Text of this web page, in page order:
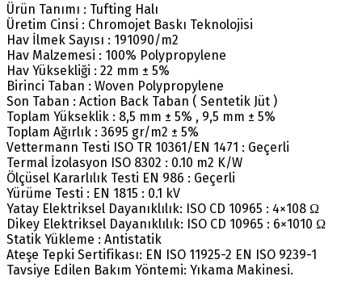
Ürün Tanımı : Tufting Halı
Üretim Cinsi : Chromojet Baskı Teknolojisi
Hav İlmek Sayısı : 191090/m2
Hav Malzemesi : 100% Polypropylene
Hav Yüksekliği : 22 mm ± 5%
Birinci Taban : Woven Polypropylene
Son Taban : Action Back Taban ( Sentetik Jüt )
Toplam Yükseklik : 8,5 mm ± 5% , 9,5 mm ± 5%
Toplam Ağırlık : 3695 gr/m2 ± 5%
Vettermann Testi ISO TR 10361/EN 1471 : Geçerli
Termal İzolasyon ISO 8302 : 0.10 m2 K/W
Ölçüsel Kararlılık Testi EN 986 : Geçerli
Yürüme Testi : EN 1815 : 0.1 kV
Yatay Elektriksel Dayanıklılık: ISO CD 10965 : 4×108 Ω
Dikey Elektriksel Dayanıklılık: ISO CD 10965 : 6×1010 Ω
Statik Yükleme : Antistatik
Ateşe Tepki Sertifikası: EN ISO 11925-2 EN ISO 9239-1
Tavsiye Edilen Bakım Yöntemi: Yıkama Makinesi.